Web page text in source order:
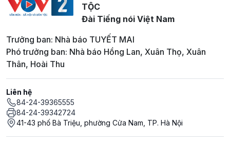
TỘC
Đài Tiếng nói Việt Nam
Trưởng ban: Nhà báo TUYẾT MAI
Phó trưởng ban: Nhà báo Hồng Lan, Xuân Thọ, Xuân
Thân, Hoài Thu
Liên hệ
84-24-39365555
84-24-39342724
41-43 phố Bà Triệu, phường Cửa Nam, TP. Hà Nội